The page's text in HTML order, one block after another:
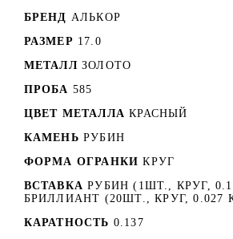
БРЕНД АЛЬКОР
РАЗМЕР 17.0
МЕТАЛЛ ЗОЛОТО
ПРОБА 585
ЦВЕТ МЕТАЛЛА КРАСНЫЙ
КАМЕНЬ РУБИН
ФОРМА ОГРАНКИ КРУГ
ВСТАВКА РУБИН (1ШТ., КРУГ,
БРИЛЛИАНТ (20ШТ., КРУГ, 0.027
КАРАТНОСТЬ 0.137